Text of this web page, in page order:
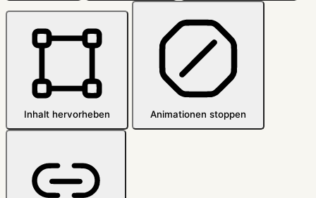
Inhalt hervorheben Animationen stoppen